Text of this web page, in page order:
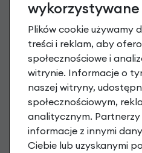
Zgarnij 20 zł
Zapisz się do newslettera,
powyżej 199 PLN oraz
podaj swój adres e-
Plików cookie używamy
treści i reklam, aby
społecznościowe i
witrynie. Informacje o
naszej witryny,
społecznościowym,
analitycznym.
informacje z innymi
Ciebie lub uzyskanymi